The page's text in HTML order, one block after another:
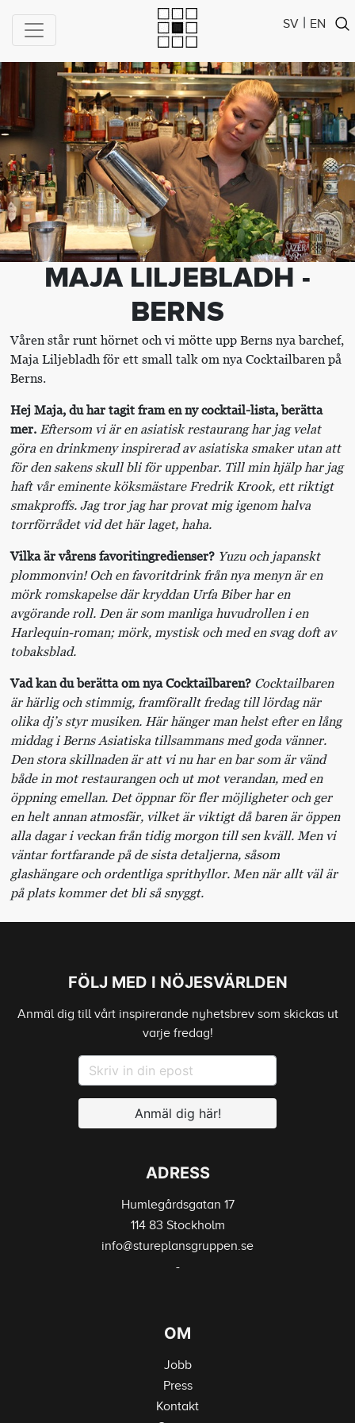
SV | EN
MAJA LILJEBLADH -
BERNS
Våren står runt hörnet och vi mötte upp Berns nya barchef,
Maja Liljebladh för ett small talk om nya Cocktailbaren på
Berns.
Hej Maja, du har tagit fram en ny cocktail-lista, berätta
mer. Eftersom vi är en asiatisk restaurang har jag velat
göra en drinkmeny inspirerad av asiatiska smaker utan att
för den sakens skull bli för uppenbar. Till min hjälp har jag
haft vår eminente köksmästare Fredrik Krook, ett riktigt
smakproffs. Jag tror jag har provat mig igenom halva
torrförrådet vid det här laget, haha.
Vilka är vårens favoritingredienser? Yuzu och japanskt
plommonvin! Och en favoritdrink från nya menyn är en
mörk romskapelse där kryddan Urfa Biber har en
avgörande roll. Den är som manliga huvudrollen i en
Harlequin-roman; mörk, mystisk och med en svag doft av
tobaksblad.
Vad kan du berätta om nya Cocktailbaren? Cocktailbaren
är härlig och stimmig, framförallt fredag till lördag när
olika dj’s styr musiken. Här hänger man helst efter en lång
middag i Berns Asiatiska tillsammans med goda vänner.
Den stora skillnaden är att vi nu har en bar som är vänd
både in mot restaurangen och ut mot verandan, med en
öppning emellan. Det öppnar för fler möjligheter och ger
en helt annan atmosfär, vilket är viktigt då baren är öppen
alla dagar i veckan från tidig morgon till sen kväll. Men vi
väntar fortfarande på de sista detaljerna, såsom
glashängare och ordentliga sprithyllor. Men när allt väl är
på plats kommer det bli så snyggt.
FÖLJ MED I NÖJESVÄRLDEN
Anmäl dig till vårt inspirerande nyhetsbrev som skickas ut
varje fredag!
Anmäl dig här!
ADRESS
Humlegårdsgatan 17
114 83 Stockholm
info@stureplansgruppen.se
-
OM
Jobb
Press
Kontakt